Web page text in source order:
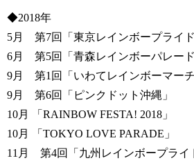
◆2018年
5月 第7回「東京レインボープライド
6月 第5回「青森レインボーパレード
9月 第1回「いわてレインボーマーチ
9月 第6回「ピンクドット沖縄」
10月 「RAINBOW FESTA! 2018」
10月 「TOKYO LOVE PARADE」
11月 第4回「九州レインボープライ